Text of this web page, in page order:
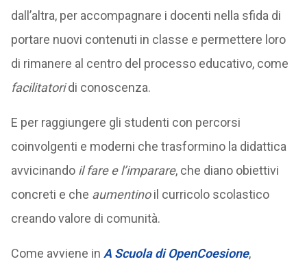
dall’altra, per accompagnare i docenti nella sfida di
portare nuovi contenuti in classe e permettere loro
di rimanere al centro del processo educativo, come
facilitatoridi conoscenza.
E per raggiungere gli studenti con percorsi
coinvolgenti e moderni che trasformino la didattica
avvicinando il fare e l’imparare, che diano obiettivi
concreti e che aumentinoil curricolo scolastico
creando valore di comunità.
Come avviene in A Scuola di OpenCoesione,